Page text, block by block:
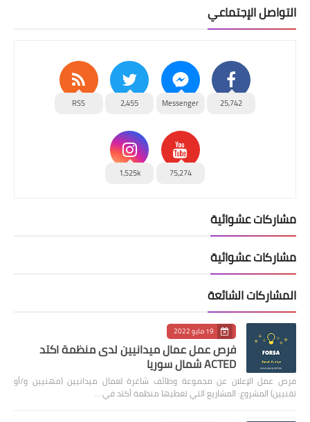
التواصل الإجتماعي
25,742
Messenger
2,455
RSS
75,274
1,525k
مشاركات عشوائية
مشاركات عشوائية
المشاركات الشائعة
19 مايو 2022
فرص عمل عمال ميدانيين لدى منظمة اكتد
ACTED شمال سوريا
فرص عمل الإعلان عن مجموعة وظائف شاغرة لعمال ميدانيين (مهنيين و/أو
تقنيين) المشروع: المشاريع التي تغطيها منظمة أكتد في …